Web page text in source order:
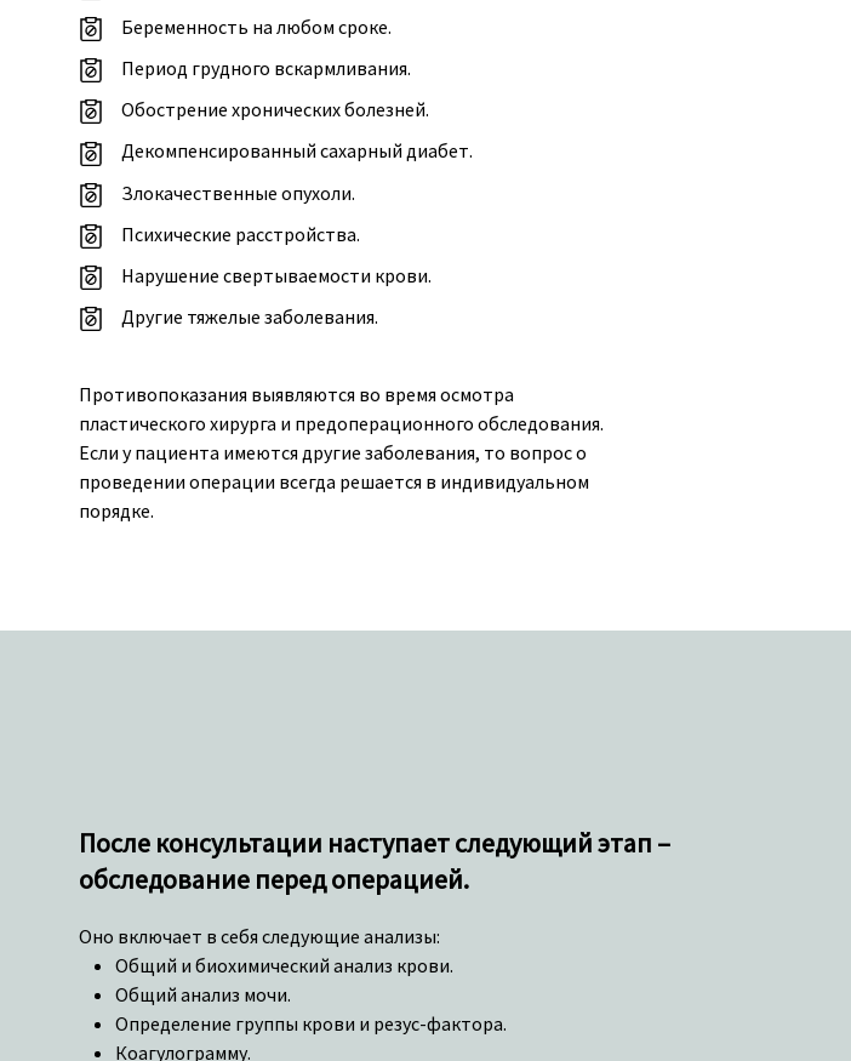
Беременность на любом сроке.
Период грудного вскармливания.
Обострение хронических болезней.
Декомпенсированный сахарный диабет.
Злокачественные опухоли.
Психические расстройства.
Нарушение свертываемости крови.
Другие тяжелые заболевания.
Противопоказания выявляются во время осмотра
пластического хирурга и предоперационного обследования.
Если у пациента имеются другие заболевания, то вопрос о
проведении операции всегда решается в индивидуальном
порядке.
После консультации наступает следующий этап –
обследование перед операцией.
Оно включает в себя следующие анализы:
Общий и биохимический анализ крови.
Общий анализ мочи.
Определение группы крови и резус-фактора.
Коагулограмму.